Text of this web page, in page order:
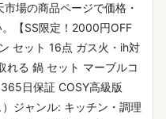
場の商品ページで価格・
【SS限定！2000円OFF
セット 16点 ガス火・ih対
れる 鍋 セット マーブルコ
日保証 COSY高級版
ジャンル: キッチン・調理